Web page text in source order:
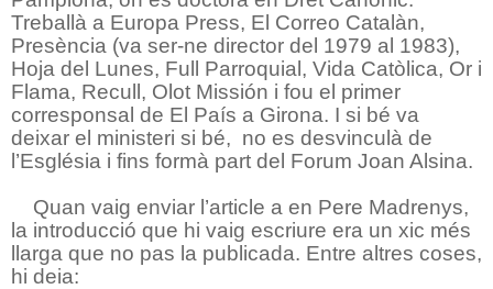
Treballà a Europa Press, El Correo Catalàn,
Presència (va ser-ne director del 1979 al 1983),
Hoja del Lunes, Full Parroquial, Vida Catòlica, Or i
Flama, Recull, Olot Missión i fou el primer
corresponsal de El País a Girona. I si bé va
deixar el ministeri si bé, no es desvinculà de
l’Església i fins formà part del Forum Joan Alsina.
Quan vaig enviar l’article a en Pere Madrenys,
la introducció que hi vaig escriure era un xic més
llarga que no pas la publicada. Entre altres coses,
hi deia: